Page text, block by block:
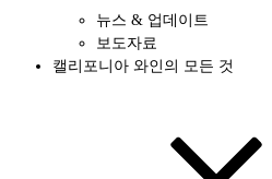
뉴스 & 업데이트
보도자료
캘리포니아 와인의 모든 것